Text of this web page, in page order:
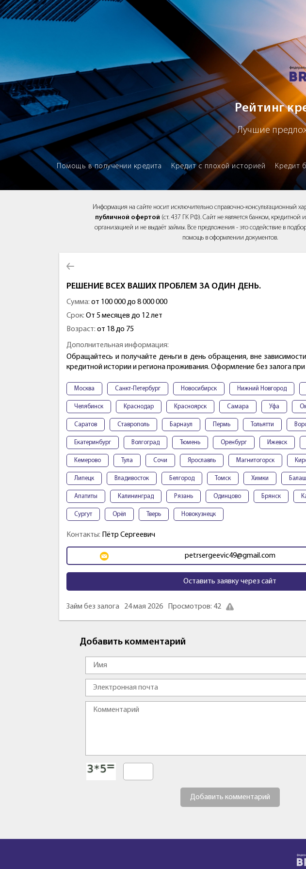
Brokery365 - Рейтинг кредитных брокеров
Рейтинг
Лучшие
Помощь в получении кредита Кредит с плохой историей Кредит
Информация на сайте носит исключительно справочно-консультационный
публичной офертой (ст. 437 ГК РФ). Сайт не является банком,
организацией и не выдаёт займы. Все предложения - это содействие в
помощь в оформлении документов.
РЕШЕНИЕ ВСЕХ ВАШИХ ПРОБЛЕМ ЗА ОДИН ДЕНЬ.
Сумма: от 100 000 до 8 000 000
Срок: От 5 месяцев до 12 лет
Возраст: от 18 до 75
Дополнительная информация:
Обращайтесь и получайте деньги в день обращения, вне
кредитной истории и региона проживания. Оформление без залога
Москва Санкт-Петербург Новосибирск Нижний Новгород
Челябинск Краснодар Красноярск Самара Уфа
Саратов Ставрополь Барнаул Пермь Тольятти
Екатеринбург Волгоград Тюмень Оренбург Ижевск
Кемерово Тула Сочи Ярославль Магнитогорск
Липецк Владивосток Белгород Томск Химки
Апатиты Калининград Рязань Одинцово Брянск
Сургут Орёл Тверь Новокузнецк
Контакты: Пётр Сергеевич
petrsergeevic49@gmail.com
Оставить заявку через сайт
Займ без залога 24 мая 2026 Просмотров: 42
Добавить комментарий
Добавить комментарий